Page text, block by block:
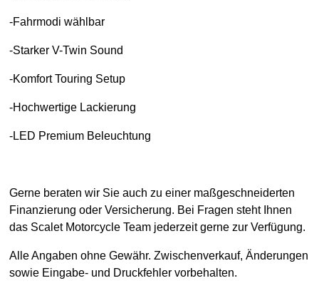
-Fahrmodi wählbar
-Starker V-Twin Sound
-Komfort Touring Setup
-Hochwertige Lackierung
-LED Premium Beleuchtung
Gerne beraten wir Sie auch zu einer maßgeschneiderten
Finanzierung oder Versicherung. Bei Fragen steht Ihnen
das Scalet Motorcycle Team jederzeit gerne zur Verfügung.
Alle Angaben ohne Gewähr. Zwischenverkauf, Änderungen
sowie Eingabe- und Druckfehler vorbehalten.